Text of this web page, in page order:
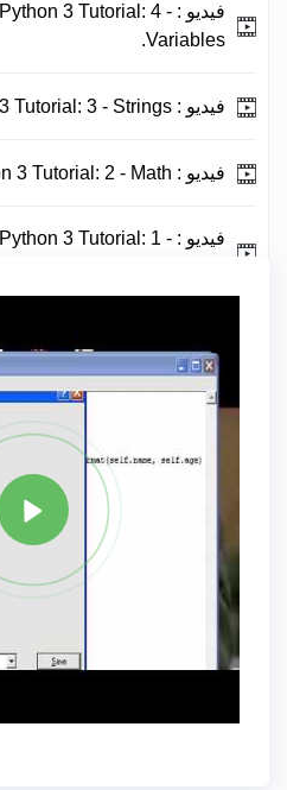
فيديو : Python 3 Tutorial: 4 -
Variables.
فيديو :
فيديو :
فيديو : Python 3 Tutorial: 1 -